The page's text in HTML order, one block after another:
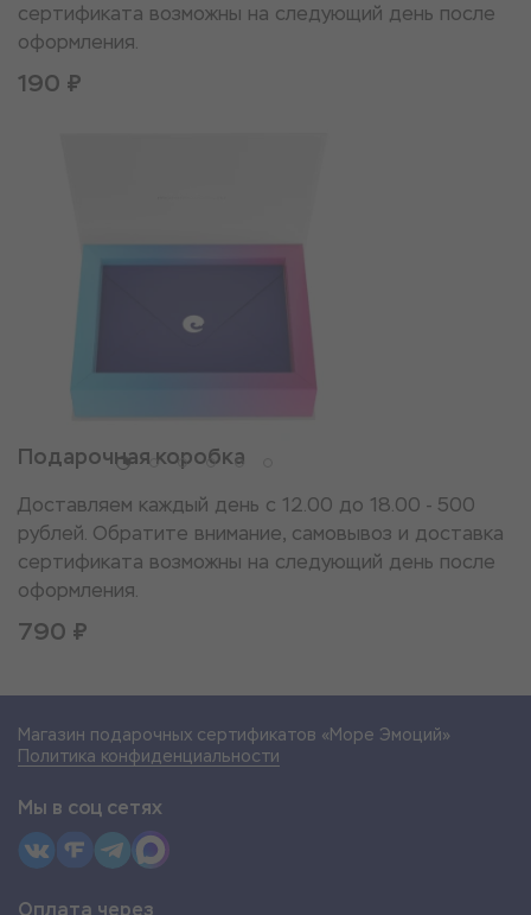
сертификата возможны на следующий день после
оформления.
190 ₽
Подарочная коробка
Доставляем каждый день с 12.00 до 18.00 - 500
рублей. Обратите внимание, самовывоз и доставка
сертификата возможны на следующий день после
оформления.
790 ₽
Магазин подарочных сертификатов «Море Эмоций»
Политика конфиденциальности
Мы в соц сетях